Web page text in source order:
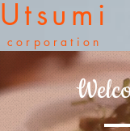
Utsumi
corporation